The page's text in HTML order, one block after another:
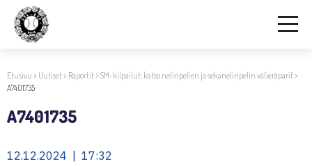
Etusivu > Uutiset> Raportit>SM-kilpailut: katso nelinpelien ja sekanelinpelin välieräparit>
A7401735
A7401735
12.12.2024 | 17:32